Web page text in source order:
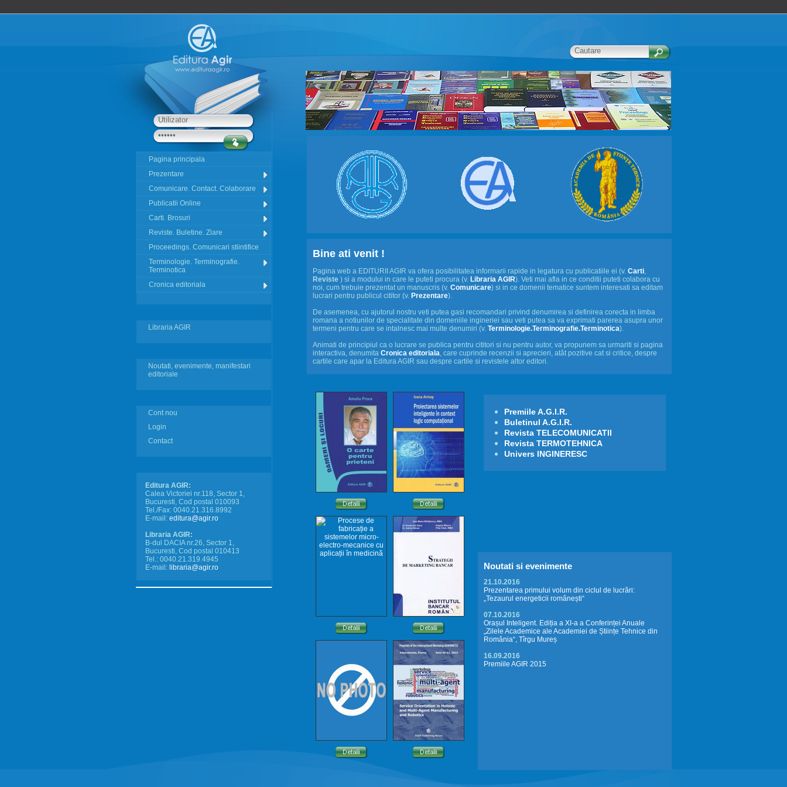
Pagina principala
Prezentare
Comunicare. Contact. Colaborare
Publicatii Online
Carti. Brosuri
Reviste. Buletine. Ziare
Proceedings. Comunicari stiintifice
Terminologie. Terminografie.
Terminotica
Cronica editoriala
Libraria AGIR
Noutati, evenimente, manifestari
editoriale
Cont nou
Login
Contact
Editura AGIR:
Calea Victoriei nr.118, Sector 1,
Bucuresti, Cod postal 010093
Tel./Fax: 0040.21.316.8992
E-mail: editura@agir.ro
Libraria AGIR:
B-dul DACIA nr.26, Sector 1,
Bucuresti, Cod postal 010413
Tel.: 0040.21.319.4945
E-mail: libraria@agir.ro
Bine ati venit !
Pagina web a EDITURII AGIR va ofera posibilitatea informarii rapide in legatura cu publicatiile ei (v. Carti,
Reviste ) si a modului in care le puteti procura (v. Libraria AGIR). Veti mai afla in ce conditii puteti colabora cu
noi, cum trebuie prezentat un manuscris (v. Comunicare) si in ce domenii tematice suntem interesati sa editam
lucrari pentru publicul cititor (v. Prezentare).
De asemenea, cu ajutorul nostru veti putea gasi recomandari privind denumirea si definirea corecta in limba
romana a notiunilor de specialitate din domeniile ingineriei sau veti putea sa va exprimati parerea asupra unor
termeni pentru care se intalnesc mai multe denumiri (v. Terminologie.Terminografie.Terminotica).
Animati de principiul ca o lucrare se publica pentru cititori si nu pentru autor, va propunem sa urmariti si pagina
interactiva, denumita Cronica editoriala, care cuprinde recenzii si aprecieri, atât pozitive cat si critice, despre
cartile care apar la Editura AGIR sau despre cartile si revistele altor editori.
Premiile A.G.I.R.
Buletinul A.G.I.R.
Revista TELECOMUNICATII
Revista TERMOTEHNICA
Univers INGINERESC
Noutati si evenimente
21.10.2016
Prezentarea primului volum din ciclul de lucrări:
„Tezaurul energeticii românești“
07.10.2016
Orașul Inteligent. Ediția a XI-a a Conferinței Anuale
„Zilele Academice ale Academiei de Științe Tehnice din
România“, Tîrgu Mureș
16.09.2016
Premiile AGIR 2015